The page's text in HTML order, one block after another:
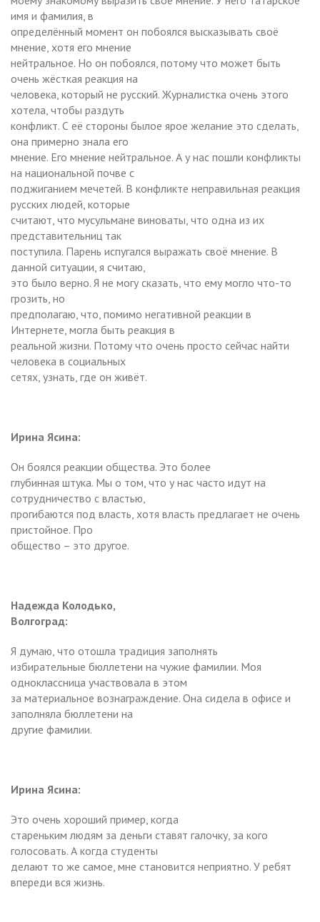
имя и фамилия, в
определённый момент он побоялся высказывать своё
мнение, хотя его мнение
нейтральное. Но он побоялся, потому что может быть
очень жёсткая реакция на
человека, который не русский. Журналистка очень этого
хотела, чтобы раздуть
конфликт. С её стороны былое ярое желание это сделать,
она примерно знала его
мнение. Его мнение нейтральное. А у нас пошли конфликты
на национальной почве с
поджиганием мечетей. В конфликте неправильная реакция
русских людей, которые
считают, что мусульмане виноваты, что одна из их
представительниц так
поступила. Парень испугался выражать своё мнение. В
данной ситуации, я считаю,
это было верно. Я не могу сказать, что ему могло что-то
грозить, но
предполагаю, что, помимо негативной реакции в
Интернете, могла быть реакция в
реальной жизни. Потому что очень просто сейчас найти
человека в социальных
сетях, узнать, где он живёт.
Ирина Ясина:
Он боялся реакции общества. Это более
глубинная штука. Мы о том, что у нас часто идут на
сотрудничество с властью,
прогибаются под власть, хотя власть предлагает не очень
пристойное. Про
общество – это другое.
Надежда Колодько,
Волгоград:
Я думаю, что отошла традиция заполнять
избирательные бюллетени на чужие фамилии. Моя
одноклассница участвовала в этом
за материальное вознаграждение. Она сидела в офисе и
заполняла бюллетени на
другие фамилии.
Ирина Ясина:
Это очень хороший пример, когда
стареньким людям за деньги ставят галочку, за кого
голосовать. А когда студенты
делают то же самое, мне становится неприятно. У ребят
впереди вся жизнь.